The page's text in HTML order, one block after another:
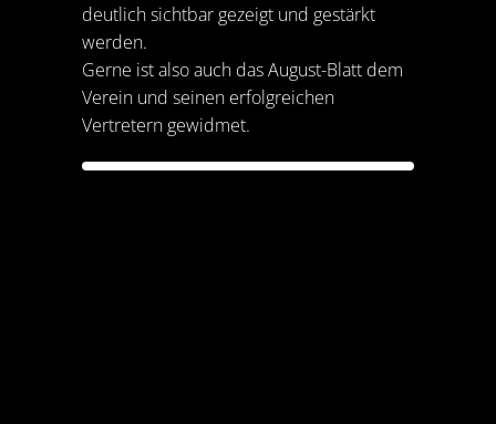
deutlich sichtbar gezeigt und gestärkt
werden.
Gerne ist also auch das August-Blatt dem
Verein und seinen erfolgreichen
Vertretern gewidmet.